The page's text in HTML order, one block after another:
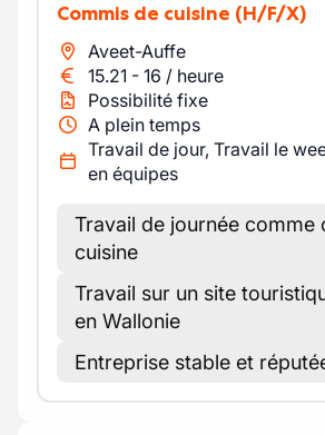
Commis de cuisine (H/F/X)
Aveet-Auffe
15.21 - 16 / heure
Possibilité fixe
A plein temps
Travail de jour, Travail le
en équipes
Travail de journée comme
cuisine
Travail sur un site
en Wallonie
Entreprise stable et